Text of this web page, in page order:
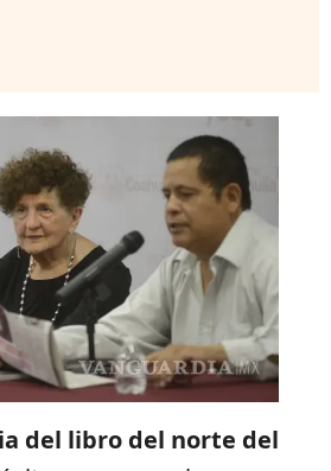
del libro del norte del